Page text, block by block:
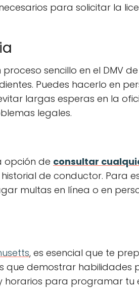
para solicitar la
sencillo en el DMV
Puedes hacerlo en
largas esperas en la
legales.
opción de consultar
de conductor. Para
multas en línea o en
, es esencial que te
que demostrar habilidades
horarios para programar tu